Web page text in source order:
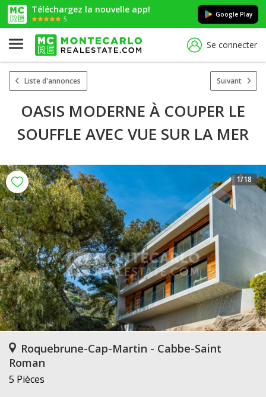
Téléchargez la nouvelle app!
5
Google Play
Se connecter
Liste d'annonces Suivant
OASIS MODERNE À COUPER LE
SOUFFLE AVEC VUE SUR LA MER
1/18
Roquebrune-Cap-Martin - Cabbe-Saint
Roman
5 Pièces